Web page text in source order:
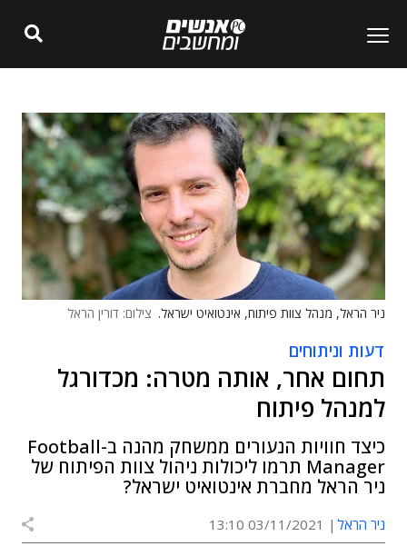
ניר הראל, מנהל צוות פיתוח, אינטואיט ישראל. צילום: דורין הראל
דעות וניתוחים
תחום אחר, אותה מטרה: מכדורגל
למנהל פיתוח
כיצד חוויות הנעורים ממשחק מהנה ב-Football
Manager תרמו ליכולות ניהול צוות הפיתוח של
ניר הראל מחברת אינטואיט ישראל?
ניר הראל 03/11/2021 13:10